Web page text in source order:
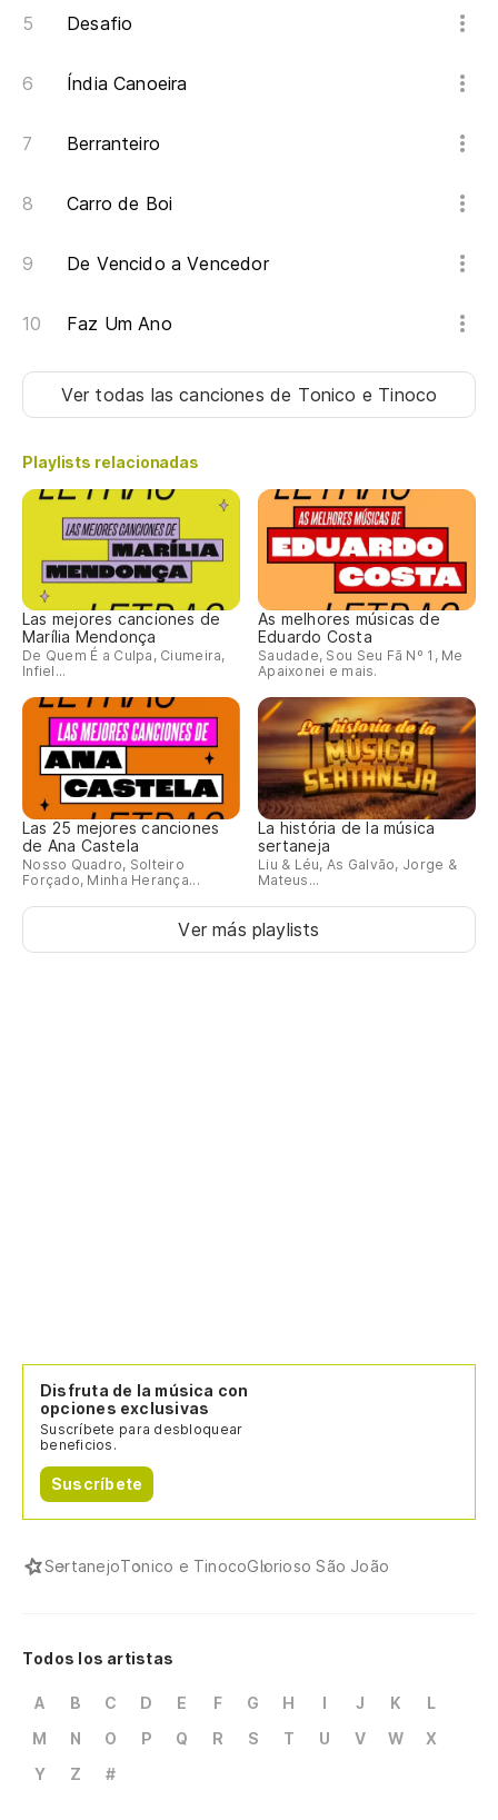
Desafio
Índia Canoeira
Berranteiro
Carro de Boi
De Vencido a Vencedor
Faz Um Ano
Ver todas las cancionesde Tonico e Tinoco
Playlists relacionadas
Las mejores canciones de
Marília Mendonça
De Quem É a Culpa, Ciumeira,
Infiel...
As melhores músicas de
Eduardo Costa
Saudade, Sou Seu Fã Nº 1, Me
Apaixonei e mais.
Las 25 mejores canciones
de Ana Castela
Nosso Quadro, Solteiro
Forçado, Minha Herança...
La história de la música
sertaneja
Liu & Léu, As Galvão, Jorge &
Mateus...
Ver más playlists
Disfruta de la música con
opciones exclusivas
Suscríbete para desbloquear
beneficios.
Suscríbete
SertanejoTonico e TinocoGlorioso São João
Todos los artistas
A B C D E F G H I J K
L
M
N O P Q R S T U V W
X
Y
Z #